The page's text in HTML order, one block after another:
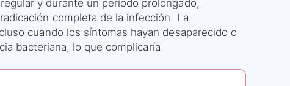
y durante un período prolongado,
completa de la infección. La
cuando los síntomas hayan desaparecido o
bacteriana, lo que complicaría